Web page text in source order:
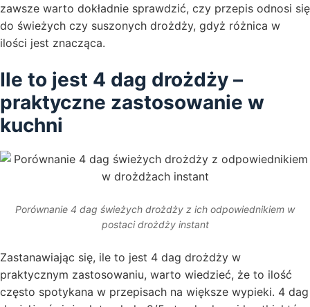
zawsze warto dokładnie sprawdzić, czy przepis odnosi się
do świeżych czy suszonych drożdży, gdyż różnica w
ilości jest znacząca.
Ile to jest 4 dag drożdży –
praktyczne zastosowanie w
kuchni
Porównanie 4 dag świeżych drożdży z ich odpowiednikiem w
postaci drożdży instant
Zastanawiając się, ile to jest 4 dag drożdży w
praktycznym zastosowaniu, warto wiedzieć, że to ilość
często spotykana w przepisach na większe wypieki. 4 dag